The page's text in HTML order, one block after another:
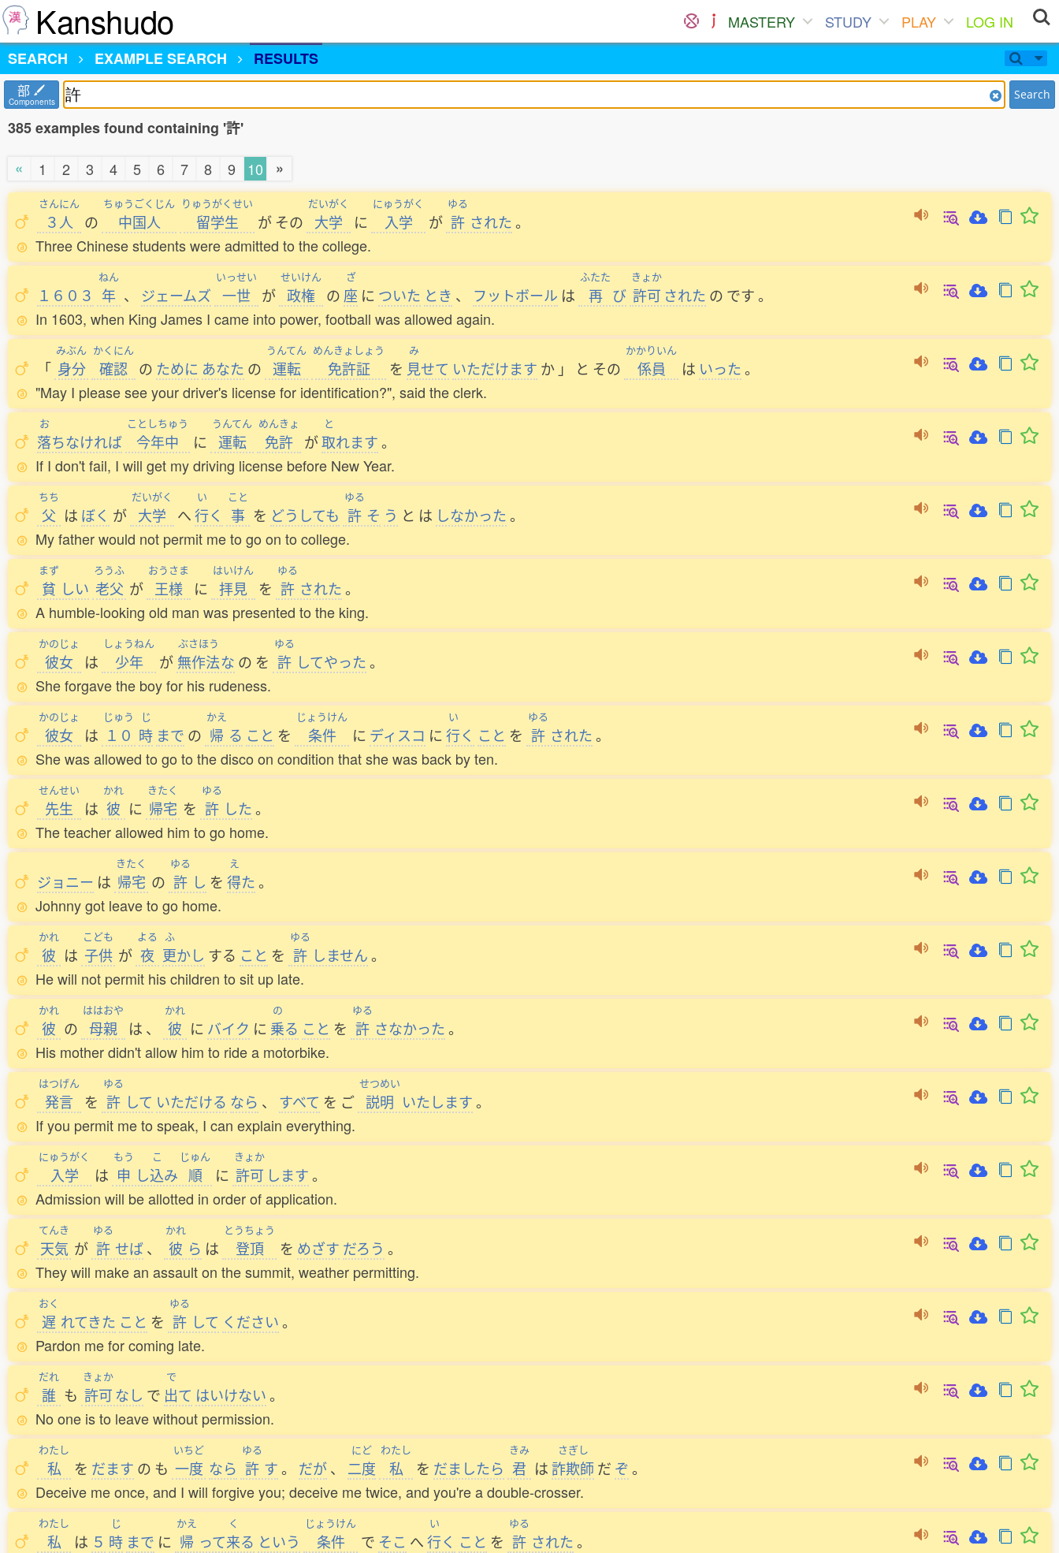
Kanshudo MASTERY STUDY PLAY
LOG IN
SEARCH
EXAMPLE SEARCH RESULTS
部
Components Search
385 examples found containing '許'
«
1 2 3 4 5 6 7 8 9 10 »
さんにん
３人 の
ちゅうごくじん
中国人
りゅうがくせい
留学生 が その
だいがく
大学 に
にゅうがく
入学 が
ゆる
許 された。
Three Chinese students were admitted to the college.
１６０３
ねん
年 、 ジェームズ
いっせい
一世 が
せいけん
政権 の
ざ
座 に ついた とき 、 フットボール は
ふたた
再 び
きょか
許可 された の です。
In 1603, when King James I came into power, football was allowed again.
「
みぶん
身分
かくにん
確認 の ために あなた の
うんてん
運転
めんきょしょう
免許証 を
み
見せて いただけます か 」 と その
かかりいん
係員 は いった。
"May I please see your driver's license for identification?", said the clerk.
お
落ちなければ
ことしちゅう
今年中 に
うんてん
運転
めんきょ
免許 が
と
取れます。
If I don't fail, I will get my driving license before New Year.
ちち
父 は ぼく が
だいがく
大学 へ
い
行く
こと
事 を どうしても
ゆる
許 そ う と は しなかった。
My father would not permit me to go on to college.
まず
貧 しい
ろうふ
老父 が
おうさま
王様 に
はいけん
拝見 を
ゆる
許 された。
A humble-looking old man was presented to the king.
かのじょ
彼女 は
しょうねん
少年 が
ぶさほう
無作法な の を
ゆる
許 してやった。
She forgave the boy for his rudeness.
かのじょ
彼女 は
じゅう
１０
じ
時 まで の
かえ
帰 る こと を
じょうけん
条件 に ディスコ に
い
行く こと を
ゆる
許 された。
She was allowed to go to the disco on condition that she was back by ten.
せんせい
先生 は
かれ
彼 に
きたく
帰宅 を
ゆる
許 した。
The teacher allowed him to go home.
ジョニー は
きたく
帰宅 の
ゆる
許 し を
え
得た。
Johnny got leave to go home.
かれ
彼 は
こども
子供 が
よる
夜
ふ
更かし する こと を
ゆる
許 しません。
He will not permit his children to sit up late.
かれ
彼 の
ははおや
母親 は 、
かれ
彼 に バイク に
の
乗る こと を
ゆる
許 さなかった。
His mother didn't allow him to ride a motorbike.
はつげん
発言 を
ゆる
許 して いただける なら 、 すべて を ご
せつめい
説明 いたします。
If you permit me to speak, I can explain everything.
にゅうがく
入学 は
もう
申 し
こ
込み
じゅん
順 に
きょか
許可 します。
Admission will be allotted in order of application.
てんき
天気 が
ゆる
許 せば、
かれ
彼 ら は
とうちょう
登頂 を めざす だろう 。
They will make an assault on the summit, weather permitting.
おく
遅 れてきた こと を
ゆる
許 して ください。
Pardon me for coming late.
だれ
誰 も
きょか
許可なし で
で
出て はいけない。
No one is to leave without permission.
わたし
私 を だます の も
いちど
一度 なら
ゆる
許 す。 だが、
にど
二度
わたし
私 を だましたら
きみ
君 は
さぎし
詐欺師だ ぞ。
Deceive me once, and I will forgive you; deceive me twice, and you're a double-crosser.
わたし
私 は ５
じ
時 まで に
かえ
帰 って
く
来る という
じょうけん
条件 で そこ へ
い
行く こと を
ゆる
許 された。